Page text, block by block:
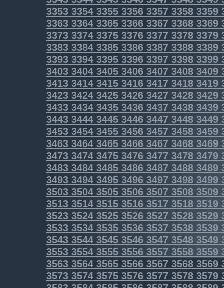
3353335433553356335733583359
3363336433653366336733683369
3373337433753376337733783379
3383338433853386338733883389
3393339433953396339733983399
3403340434053406340734083409
3413341434153416341734183419
3423342434253426342734283429
3433343434353436343734383439
34433444344534463447 34483449
34533454345534563457 34583459
3463346434653466346734683469
34733474347534763477 34783479
34833484348534863487 34883489
34933494349534963497 34983499
35033504350535063507 35083509
35133514351535163517 35183519
35233524352535263527 35283529
35333534353535363537 35383539
35433544354535463547 35483549
35533554355535563557 35583559
3563356435653566356735683569
3573357435753576357735783579